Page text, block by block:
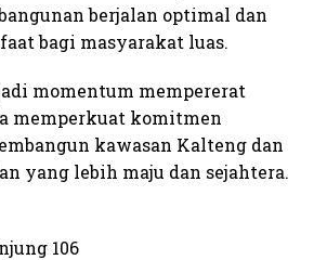
berjalan optimal dan
bagi masyarakat luas.
momentum mempererat
memperkuat komitmen
kawasan Kalteng dan
yang lebih maju dan sejahtera.
106